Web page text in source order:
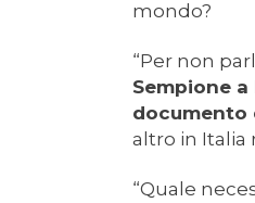
mondo?
“Per non
Sempione a
documento
altro in Italia
“Quale